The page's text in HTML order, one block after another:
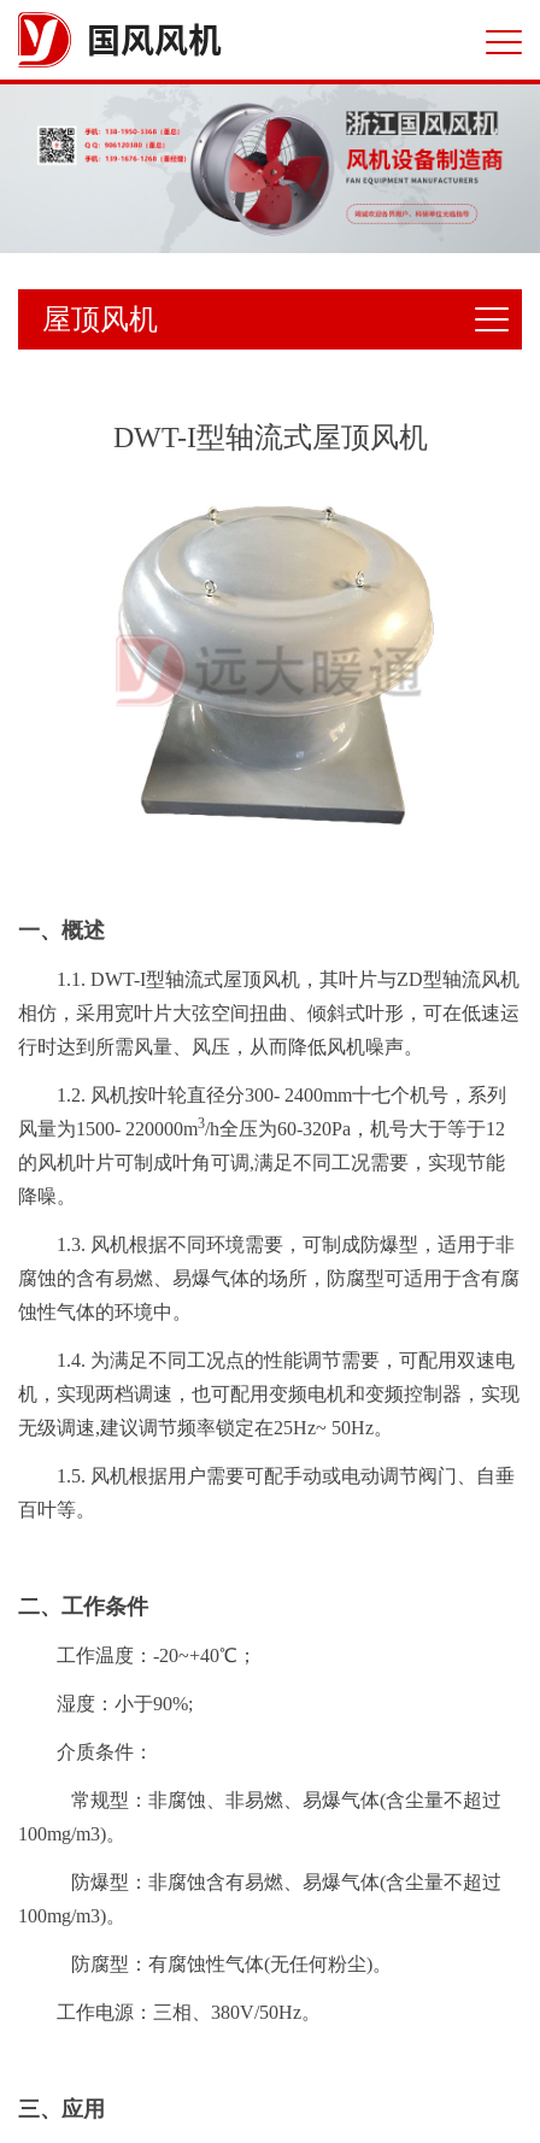
国风风机
屋顶风机
DWT-I型轴流式屋顶风机
一、概述
1.1. DWT-I型轴流式屋顶风机，其叶片与ZD型轴流风机
相仿，采用宽叶片大弦空间扭曲、倾斜式叶形，可在低速运
行时达到所需风量、风压，从而降低风机噪声。
1.2. 风机按叶轮直径分300- 2400mm十七个机号，系列
风量为1500- 220000m3/h全压为60-320Pa，机号大于等于12
的风机叶片可制成叶角可调,满足不同工况需要，实现节能
降噪。
1.3. 风机根据不同环境需要，可制成防爆型，适用于非
腐蚀的含有易燃、易爆气体的场所，防腐型可适用于含有腐
蚀性气体的环境中。
1.4. 为满足不同工况点的性能调节需要，可配用双速电
机，实现两档调速，也可配用变频电机和变频控制器，实现
无级调速,建议调节频率锁定在25Hz~ 50Hz。
1.5. 风机根据用户需要可配手动或电动调节阀门、自垂
百叶等。
二、工作条件
工作温度：-20~+40℃；
湿度：小于90%;
介质条件：
常规型：非腐蚀、非易燃、易爆气体(含尘量不超过
100mg/m3)。
防爆型：非腐蚀含有易燃、易爆气体(含尘量不超过
100mg/m3)。
防腐型：有腐蚀性气体(无任何粉尘)。
工作电源：三相、380V/50Hz。
三、应用